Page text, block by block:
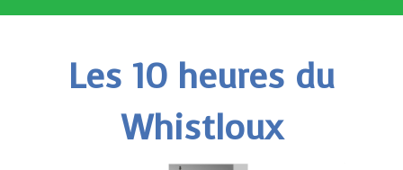
Les 10 heures du
Whistloux